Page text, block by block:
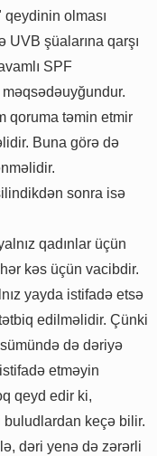
olması
şüalarına qarşı
SPF
qoruma təmin etmir
Buna görə də
sonra isə
qadınlar üçün
kəs üçün vacibdir.
yayda istifadə etsə
edilməlidir. Çünki
də dəriyə
etməyin
qeyd edir ki,
buludlardan keçə bilir.
dəri yenə də zərərli